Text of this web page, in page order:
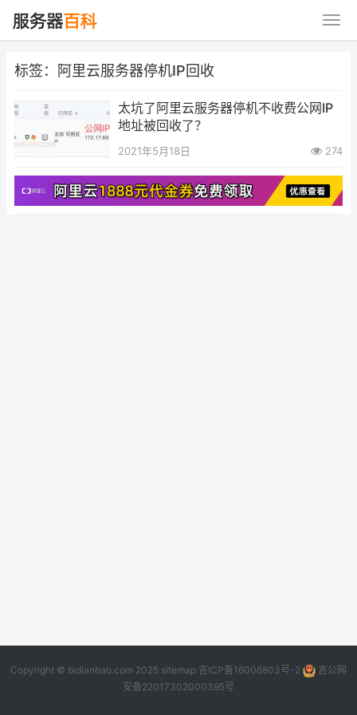
标签：阿里云服务器停机IP回收
太坑了阿里云服务器停机不收费公网IP
地址被回收了？
2021年5月18日 274
Copyright © bidianbao.com 2025 sitemap 吉ICP备16006803号-2
吉公网
安备22017302000395号